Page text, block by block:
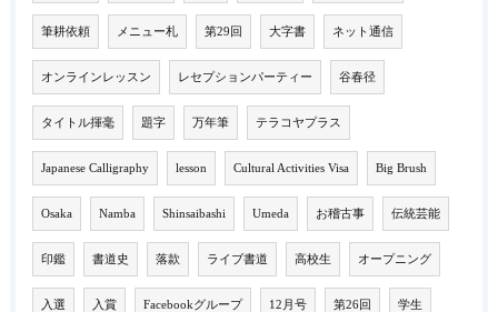
筆耕依頼 メニュー札 第29回 大字書 ネット通信
オンラインレッスン レセプションパーティー 谷春径
タイトル揮毫 題字 万年筆 テラコヤプラス
Japanese Calligraphy lesson Cultural Activities Visa Big Brush
Osaka Namba Shinsaibashi Umeda お稽古事 伝統芸能
印鑑 書道史 落款 ライブ書道 高校生 オープニング
入選 入賞 Facebookグループ 12月号 第26回 学生